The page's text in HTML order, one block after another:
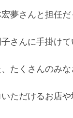
夢さんと担任
さんに手掛けて
たくさんのみ
ただけるお店